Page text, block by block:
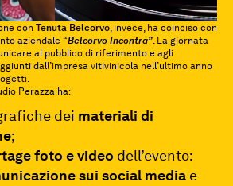
con Tenuta Belcorvo, invece, ha coinciso con
aziendale “Belcorvo Incontra”. La giornata
al pubblico di riferimento e agli
dall’impresa vitivinicola nell’ultimo anno
Perazza ha:
dei materiali di
;
foto e video dell’evento:
sui social media e